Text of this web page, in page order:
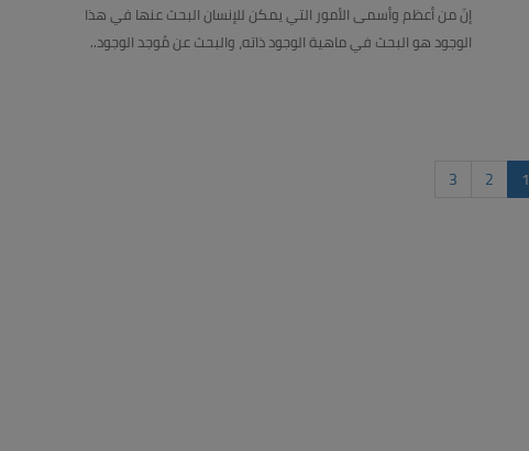
إنّ من أعظم وأسمى الأمور التي يمكن للإنسان البحث عنها في هذا
الوجود هو البحث في ماهية الوجود ذاته، والبحث عن مُوجد الوجود..
1
2
3